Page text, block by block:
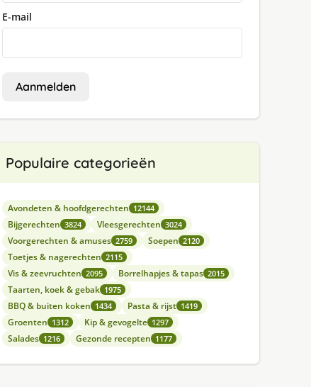
E-mail
Aanmelden
Populaire categorieën
Avondeten & hoofdgerechten 12144
Bijgerechten 3824 Vleesgerechten 3024
Voorgerechten & amuses 2759 Soepen 2120
Toetjes & nagerechten 2115
Vis & zeevruchten 2095 Borrelhapjes & tapas 2015
Taarten, koek & gebak 1975
BBQ & buiten koken 1434 Pasta & rijst 1419
Groenten 1312 Kip & gevogelte 1297
Salades 1216 Gezonde recepten 1177